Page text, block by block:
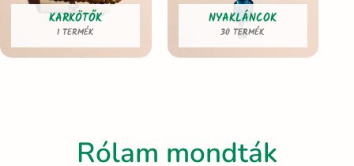
KARKÖTŐK
1 TERMÉK
NYAKLÁNCOK
30 TERMÉK
Rólam mondták